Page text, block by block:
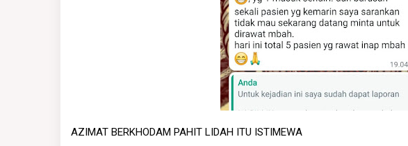
AZIMAT BERKHODAM PAHIT LIDAH ITU ISTIMEWA